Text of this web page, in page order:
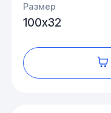
Размер
100х32